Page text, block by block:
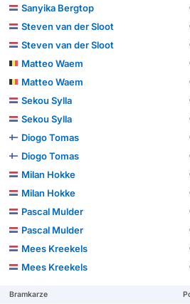
Sanyika Bergtop
Steven van der Sloot
Steven van der Sloot
Matteo Waem
Matteo Waem
Sekou Sylla
Sekou Sylla
Diogo Tomas
Diogo Tomas
Milan Hokke
Milan Hokke
Pascal Mulder
Pascal Mulder
Mees Kreekels
Mees Kreekels
Bramkarze